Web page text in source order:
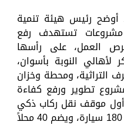
أوضح رئيس هيئة تنمية
مشروعات تستهدف رفع
العمل، على رأسها
النوبة بأسوان،
التراثية، ومحطة وخزان
تطوير ورفع كفاءة
أول موقف نقل ركاب ذكي
بمحافظات الصعيد، ليتسع لنحو 180 سيارة، ويضم 40 محلاً